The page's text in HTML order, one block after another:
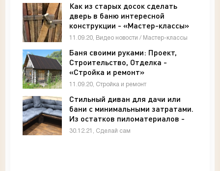
Как из старых досок сделать
дверь в баню интересной
конструкции - «Мастер-классы»
11.09.20, Видео новости / Мастер-классы
Баня своими руками: Проект,
Строительство, Отделка -
«Стройка и ремонт»
11.09.20, Стройка и ремонт
Стильный диван для дачи или
бани с минимальными затратами.
Из остатков пиломатериалов -
«Своими руками»
30.12.21, Сделай сам